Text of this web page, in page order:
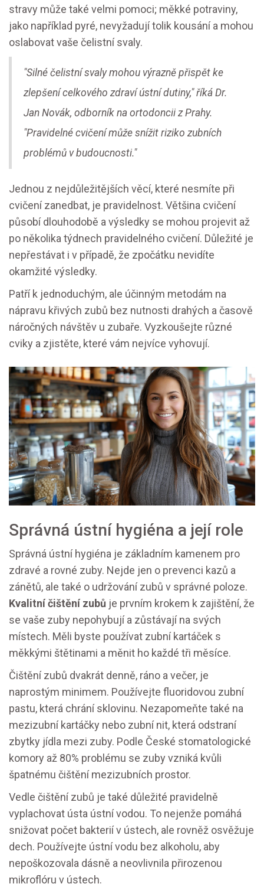
stravy může také velmi pomoci; měkké potraviny,
jako například pyré, nevyžadují tolik kousání a mohou
oslabovat vaše čelistní svaly.
"Silné čelistní svaly mohou výrazně přispět ke
zlepšení celkového zdraví ústní dutiny," říká Dr.
Jan Novák, odborník na ortodoncii z Prahy.
"Pravidelné cvičení může snížit riziko zubních
problémů v budoucnosti."
Jednou z nejdůležitějších věcí, které nesmíte při
cvičení zanedbat, je pravidelnost. Většina cvičení
působí dlouhodobě a výsledky se mohou projevit až
po několika týdnech pravidelného cvičení. Důležité je
nepřestávat i v případě, že zpočátku nevidíte
okamžité výsledky.
Patří k jednoduchým, ale účinným metodám na
nápravu křivých zubů bez nutnosti drahých a časově
náročných návštěv u zubaře. Vyzkoušejte různé
cviky a zjistěte, které vám nejvíce vyhovují.
Správná ústní hygiéna a její role
Správná ústní hygiéna je základním kamenem pro
zdravé a rovné zuby. Nejde jen o prevenci kazů a
zánětů, ale také o udržování zubů v správné poloze.
Kvalitní čištění zubů je prvním krokem k zajištění, že
se vaše zuby nepohybují a zůstávají na svých
místech. Měli byste používat zubní kartáček s
měkkými štětinami a měnit ho každé tři měsíce.
Čištění zubů dvakrát denně, ráno a večer, je
naprostým minimem. Používejte fluoridovou zubní
pastu, která chrání sklovinu. Nezapomeňte také na
mezizubní kartáčky nebo zubní nit, která odstraní
zbytky jídla mezi zuby. Podle České stomatologické
komory až 80% problému se zuby vzniká kvůli
špatnému čištění mezizubních prostor.
Vedle čištění zubů je také důležité pravidelně
vyplachovat ústa ústní vodou. To nejenže pomáhá
snižovat počet bakterií v ústech, ale rovněž osvěžuje
dech. Používejte ústní vodu bez alkoholu, aby
nepoškozovala dásně a neovlivnila přirozenou
mikroflóru v ústech.